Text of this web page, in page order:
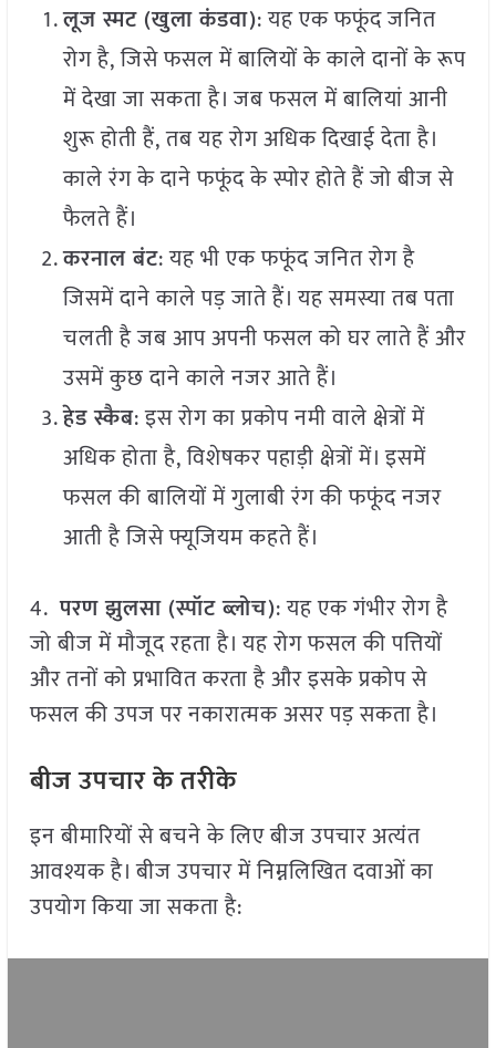
लूज स्मट (खुला कंडवा): यह एक फफूंद जनित
रोग है, जिसे फसल में बालियों के काले दानों के रूप
में देखा जा सकता है। जब फसल में बालियां आनी
शुरू होती हैं, तब यह रोग अधिक दिखाई देता है।
काले रंग के दाने फफूंद के स्पोर होते हैं जो बीज से
फैलते हैं।
करनाल बंट: यह भी एक फफूंद जनित रोग है
जिसमें दाने काले पड़ जाते हैं। यह समस्या तब पता
चलती है जब आप अपनी फसल को घर लाते हैं और
उसमें कुछ दाने काले नजर आते हैं।
हेड स्कैब: इस रोग का प्रकोप नमी वाले क्षेत्रों में
अधिक होता है, विशेषकर पहाड़ी क्षेत्रों में। इसमें
फसल की बालियों में गुलाबी रंग की फफूंद नजर
आती है जिसे फ्यूजियम कहते हैं।
4.परण झुलसा (स्पॉट ब्लोच): यह एक गंभीर रोग है
जो बीज में मौजूद रहता है। यह रोग फसल की पत्तियों
और तनों को प्रभावित करता है और इसके प्रकोप से
फसल की उपज पर नकारात्मक असर पड़ सकता है।
बीज उपचार के तरीके
इन बीमारियों से बचने के लिए बीज उपचार अत्यंत
आवश्यक है। बीज उपचार में निम्नलिखित दवाओं का
उपयोग किया जा सकता है: